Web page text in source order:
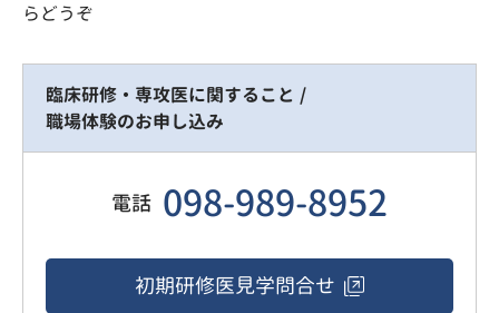
らどうぞ
臨床研修・専攻医に関すること /
職場体験のお申し込み
電話 098-989-8952
初期研修医見学問合せ